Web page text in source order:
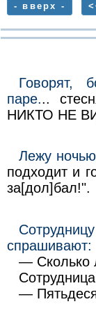
- вверх -
Говорят,
паре...
НИКТО НЕ
Лежу
подходит и
за[дол]бал!".
спрашивают:
— Сколько
—